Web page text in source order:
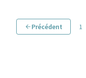
Précédent 1